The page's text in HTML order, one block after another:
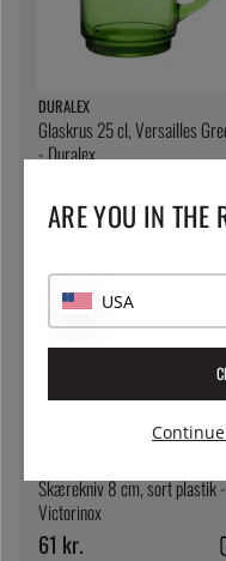
DURALEX
Glaskrus 25 cl, Versailles
- Duralex
Skærekniv 8 cm, sort plastik -
Victorinox
61 kr.
ARE YOU IN THE
USA